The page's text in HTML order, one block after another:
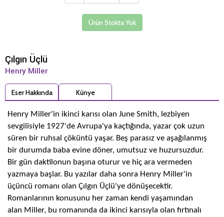
Ürün Stokta Yok
Çılgın Üçlü
Henry Miller
Eser Hakkında Künye
Henry Miller'in ikinci karısı olan June Smith, lezbiyen
sevgilisiyle 1927'de Avrupa'ya kaçtığında, yazar çok uzun
süren bir ruhsal çöküntü yaşar. Beş parasız ve aşağılanmış
bir durumda baba evine döner, umutsuz ve huzursuzdur.
Bir gün daktilonun başına oturur ve hiç ara vermeden
yazmaya başlar. Bu yazılar daha sonra Henry Miller'in
üçüncü romanı olan Çılgın Üçlü'ye dönüşecektir.
Romanlarının konusunu her zaman kendi yaşamından
alan Miller, bu romanında da ikinci karısıyla olan fırtınalı